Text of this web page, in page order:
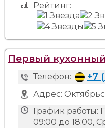
Рейтинг:
Первый
Телефон: +7
Адрес:
График работы:
09:00 до 18:00,